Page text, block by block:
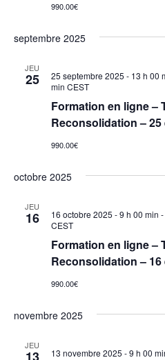
990.00€
septembre 2025
JEU
25
Formation en ligne –
Reconsolidation – 25
25 septembre 2025 - 13 h 00
min CEST
990.00€
octobre 2025
JEU
16
Formation en ligne –
Reconsolidation –
16 octobre 2025 - 9 h 00 min -
CEST
990.00€
novembre 2025
JEU
13 novembre 2025 - 9 h 00